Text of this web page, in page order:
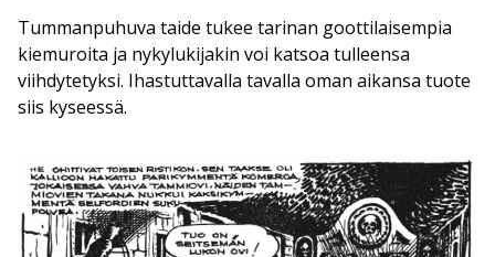
Tummanpuhuva taide tukee tarinan goottilaisempia
kiemuroita ja nykylukijakin voi katsoa tulleensa
viihdytetyksi. Ihastuttavalla tavalla oman aikansa tuote
siis kyseessä.